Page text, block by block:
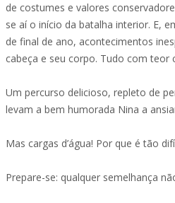
de costumes e valores
se aí o início da batalha interior. E,
de final de ano, acontecimentos
cabeça e seu corpo. Tudo com teor
Um percurso delicioso, repleto de
levam a bem humorada Nina a
Mas cargas d’água! Por que é tão
Prepare-se: qualquer semelhança